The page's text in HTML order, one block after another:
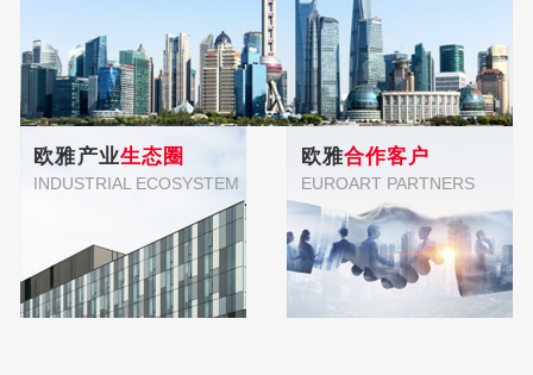
欧雅产业生态圈
INDUSTRIAL ECOSYSTEM
欧雅合作客户
EUROART PARTNERS